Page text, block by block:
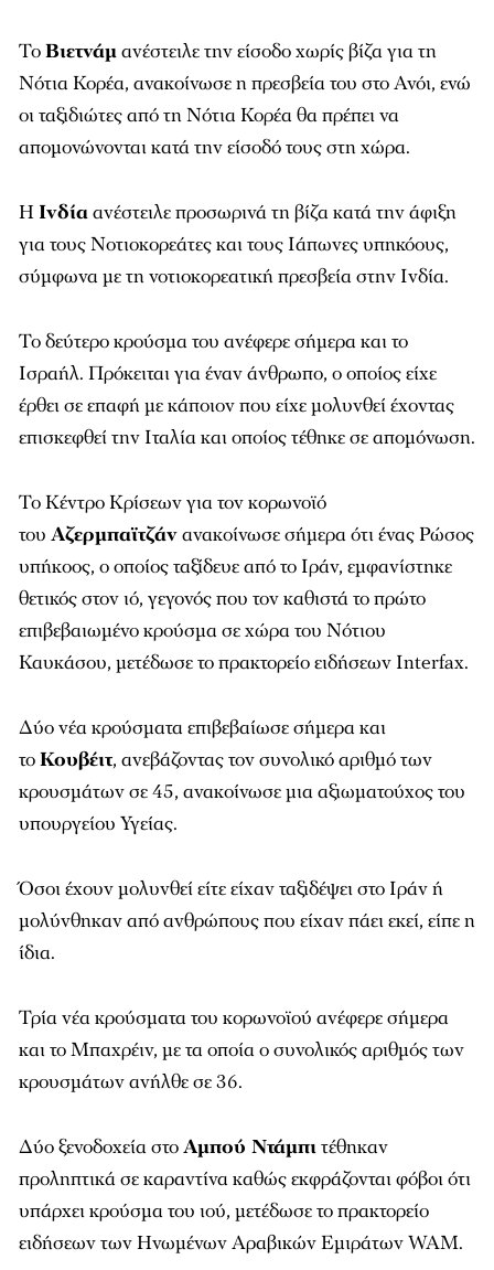
ΤοΒιετνάμανέστειλε την είσοδο χωρίς βίζα για τη
Νότια Κορέα, ανακοίνωσε η πρεσβεία του στο Ανόι, ενώ
οι ταξιδιώτες από τη Νότια Κορέα θα πρέπει να
απομονώνονται κατά την είσοδό τους στη χώρα.
Η Ινδίαανέστειλε προσωρινά τη βίζα κατά την άφιξη
για τους Νοτιοκορεάτες και τους Ιάπωνες υπηκόους,
σύμφωνα με τη νοτιοκορεατική πρεσβεία στην Ινδία.
Το δεύτερο κρούσμα του ανέφερε σήμερα και το
Ισραήλ. Πρόκειται για έναν άνθρωπο, ο οποίος είχε
έρθει σε επαφή με κάποιον που είχε μολυνθεί έχοντας
επισκεφθεί την Ιταλία και οποίος τέθηκε σε απομόνωση.
Το Κέντρο Κρίσεων για τον κορωνοϊό
του Αζερμπαϊτζάνανακοίνωσε σήμερα ότι ένας Ρώσος
υπήκοος, ο οποίος ταξίδευε από το Ιράν, εμφανίστηκε
θετικός στον ιό, γεγονός που τον καθιστά το πρώτο
επιβεβαιωμένο κρούσμα σε χώρα του Νότιου
Καυκάσου, μετέδωσε το πρακτορείο ειδήσεων Interfax.
Δύο νέα κρούσματα επιβεβαίωσε σήμερα και
τοΚουβέιτ, ανεβάζοντας τον συνολικό αριθμό των
κρουσμάτων σε 45, ανακοίνωσε μια αξιωματούχος του
υπουργείου Υγείας.
Όσοι έχουν μολυνθεί είτε είχαν ταξιδέψει στο Ιράν ή
μολύνθηκαν από ανθρώπους που είχαν πάει εκεί, είπε η
ίδια.
Τρία νέα κρούσματα του κορωνοϊού ανέφερε σήμερα
και το Μπαχρέιν, με τα οποία ο συνολικός αριθμός των
κρουσμάτων ανήλθε σε 36.
Δύο ξενοδοχεία στοΑμπού Ντάμπιτέθηκαν
προληπτικά σε καραντίνα καθώς εκφράζονται φόβοι ότι
υπάρχει κρούσμα του ιού, μετέδωσε το πρακτορείο
ειδήσεων των Ηνωμένων Αραβικών Εμιράτων WAM.